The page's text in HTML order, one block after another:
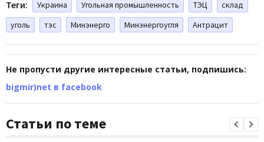
Теги: Украина Угольная промышленность ТЭЦ
склад
уголь
тэс Минэнерго Минэнергоугля Антрацит
Не пропусти другие интересные статьи, подпишись:
bigmir)net в facebook
Статьи по теме